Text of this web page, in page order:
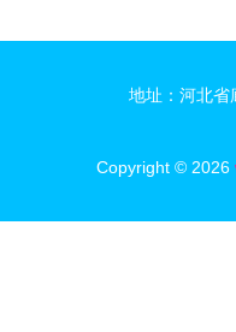
地址：河北
Copyright © 2026